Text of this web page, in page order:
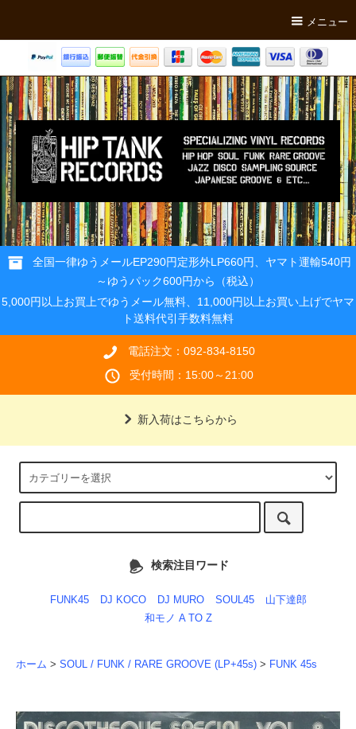
メニュー
全国一律ゆうメールEP290円定形外LP660円、ヤマト運輸540円
～ゆうパック600円から（税込）
5,000円以上お買上でゆうメール無料、11,000円以上お買い上げでヤマ
ト送料代引手数料無料
電話注文：092-834-8150
受付時間：15:00～21:00
新入荷はこちらから
検索注目ワード
FUNK45 DJ KOCO DJ MURO SOUL45
山下達郎
和モノ A TO Z
ホーム > SOUL / FUNK / RARE GROOVE (LP+45s) > FUNK 45s